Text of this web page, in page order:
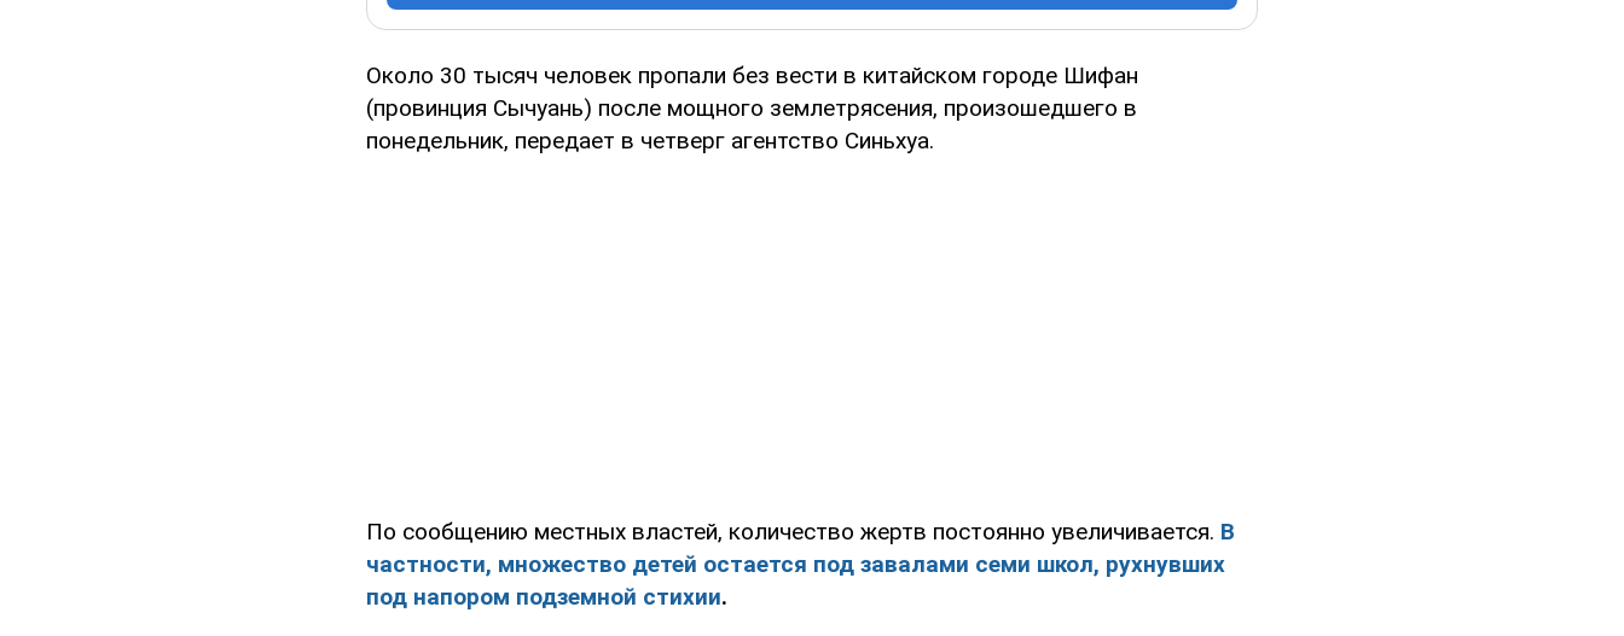
Около 30 тысяч человек пропали без вести в китайском городе Шифан
(провинция Сычуань) после мощного землетрясения, произошедшего в
понедельник, передает в четверг агентство Синьхуа.
По сообщению местных властей, количество жертв постоянно увеличивается. В
частности, множество детей остается под завалами семи школ, рухнувших
под напором подземной стихии.